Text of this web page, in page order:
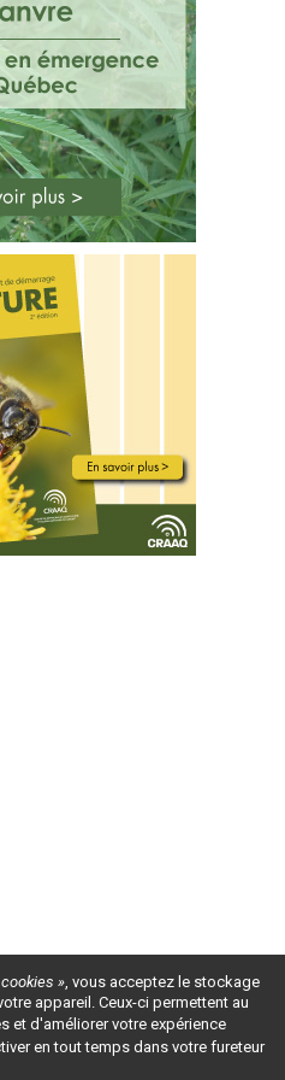
», vous acceptez le stockage
appareil. Ceux-ci permettent au
et d'améliorer votre expérience
en tout temps dans votre fureteur